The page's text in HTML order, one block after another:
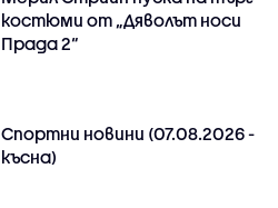
костюми от „Дяволът носи
Прада 2“
Спортни новини (07.08.2026 -
късна)